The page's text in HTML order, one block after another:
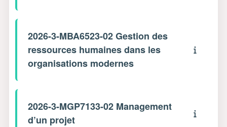
2026-3-MBA6523-02 Gestion des
ressources humaines dans les
organisations modernes
2026-3-MGP7133-02 Management
d’un projet